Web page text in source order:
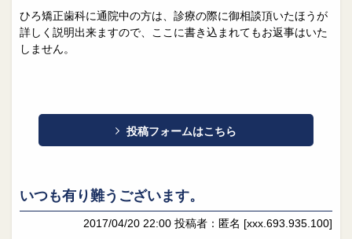
ひろ矯正歯科に通院中の方は、診療の際に御相談頂いたほうが
詳しく説明出来ますので、ここに書き込まれてもお返事はいた
しません。
投稿フォームはこちら
いつも有り難うございます。
2017/04/20 22:00 投稿者：匿名 [xxx.693.935.100]